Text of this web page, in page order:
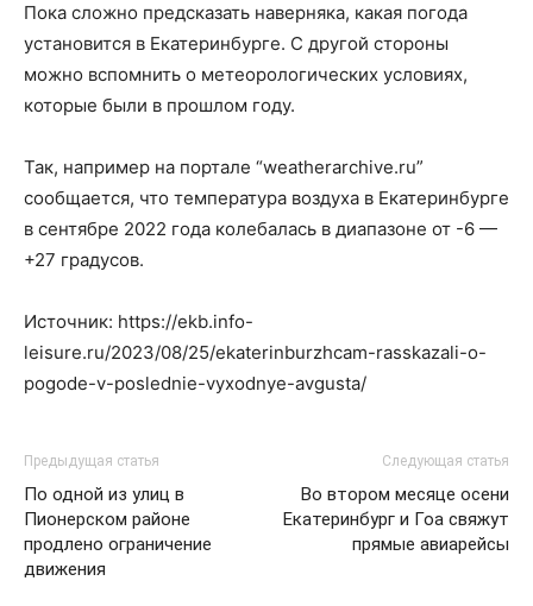
Пока сложно предсказать наверняка, какая погода
установится в Екатеринбурге. С другой стороны
можно вспомнить о метеорологических условиях,
которые были в прошлом году.
Так, например на портале “weatherarchive.ru”
сообщается, что температура воздуха в Екатеринбурге
в сентябре 2022 года колебалась в диапазоне от -6 —
+27 градусов.
Источник: https://ekb.info-
leisure.ru/2023/08/25/ekaterinburzhcam-rasskazali-o-
pogode-v-poslednie-vyxodnye-avgusta/
Предыдущая статья
По одной из улиц в
Пионерском районе
продлено ограничение
движения
Следующая статья
Во втором месяце осени
Екатеринбург и Гоа свяжут
прямые авиарейсы